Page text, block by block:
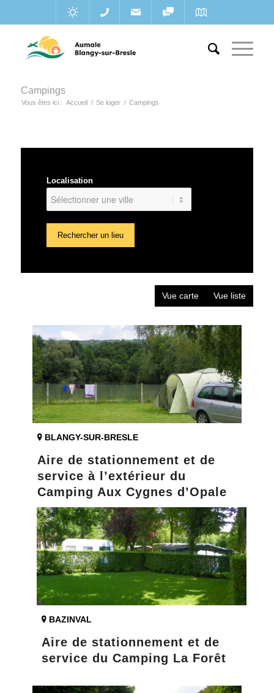
Campings
Vous êtes ici : Accueil / Se loger / Campings
Localisation
Rechercher un lieu
Vue carte Vue liste
BLANGY-SUR-BRESLE
Aire de stationnement et de
service à l’extérieur du
Camping Aux Cygnes d’Opale
BAZINVAL
Aire de stationnement et de
service du Camping La Forêt